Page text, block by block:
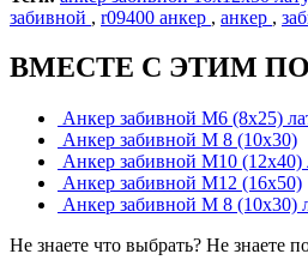
забивной , r09400 анкер , анкер ,
ВМЕСТЕ С ЭТИМ
Анкер забивной М6 (8х25)
Анкер забивной М 8 (10х30)
Анкер забивной М10 (12х40)
Анкер забивной М12 (16х50)
Анкер забивной М 8 (10х30)
Не знаете что выбрать? Не знаете